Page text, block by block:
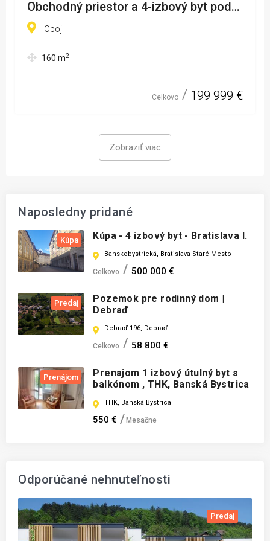
Obchodný priestor a 4-izbový byt pod
jednou strechou – Opoj
Opoj
160 m2
Celkovo 199 999 €
Zobraziť viac
Naposledny pridané
Kúpa Kúpa - 4 izbový byt - Bratislava I.
Banskobystrická, Bratislava-Staré Mesto
Celkovo 500 000 €
Predaj
Pozemok pre rodinný dom |
Debraď
Debraď 196, Debraď
Celkovo 58 800 €
Prenájom
Prenajom 1 izbový útulný byt s
balkónom , THK, Banská Bystrica
THK, Banská Bystrica
550 € Mesačne
Odporúčané nehnuteľnosti
Predaj